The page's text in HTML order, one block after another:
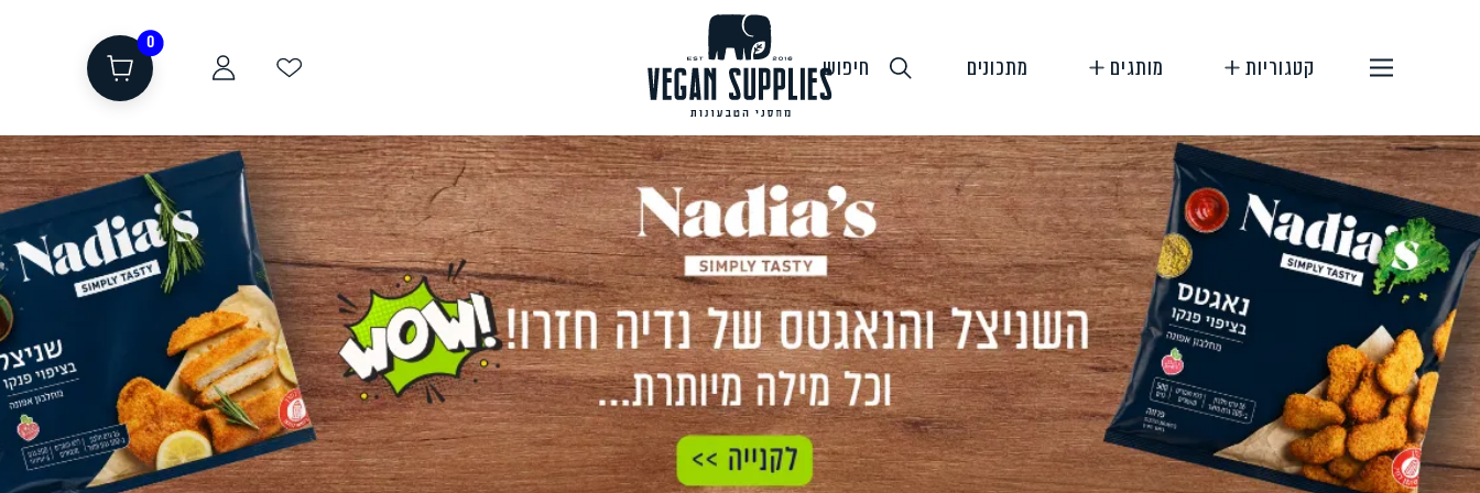
קטגוריות מותגים מתכונים חיפוש
0
תחליפי בשר תחליפי ביצה גבינות טבעוניות טופו חלב ושמנת שוקולד, חטיפים, חלבון